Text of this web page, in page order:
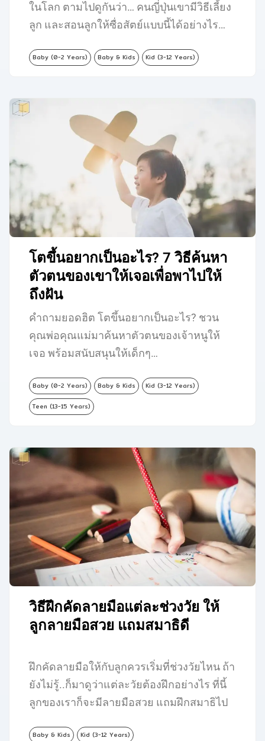
ในโลก ตามไปดูกันว่า… คนญี่ปุ่นเขามีวิธีเลี้ยง
ลูก และสอนลูกให้ซื่อสัตย์แบบนี้ได้อย่างไร…
Baby (0-2 Years) Baby & Kids Kid (3-12 Years)
โตขึ้นอยากเป็นอะไร? 7 วิธีค้นหา
ตัวตนของเขาให้เจอเพื่อพาไปให้
ถึงฝัน
คำถามยอดฮิต โตขึ้นอยากเป็นอะไร? ชวน
คุณพ่อคุณแม่มาค้นหาตัวตนของเจ้าหนูให้
เจอ พร้อมสนับสนุนให้เด็กๆ…
Baby (0-2 Years) Baby & Kids Kid (3-12 Years)
Teen (13-15 Years)
วิธีฝึกคัดลายมือแต่ละช่วงวัย ให้
ลูกลายมือสวย แถมสมาธิดี
ฝึกคัดลายมือให้กับลูกควรเริ่มที่ช่วงวัยไหน ถ้า
ยังไม่รู้..ก็มาดูว่าแต่ละวัยต้องฝึกอย่างไร ที่นี้
ลูกของเราก็จะมีลายมือสวย แถมฝึกสมาธิไป
Baby & Kids Kid (3-12 Years)